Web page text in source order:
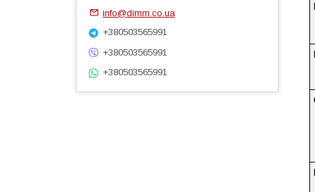
info@dimm.co.ua
+380503565991
+380503565991
+380503565991